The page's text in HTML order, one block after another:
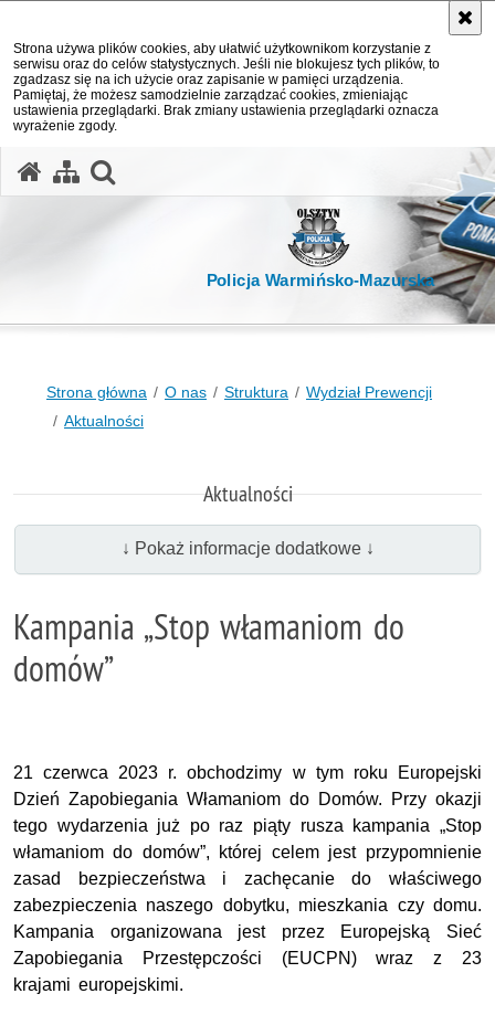
Strona używa plików cookies, aby ułatwić użytkownikom korzystanie z
serwisu oraz do celów statystycznych. Jeśli nie blokujesz tych plików, to
zgadzasz się na ich użycie oraz zapisanie w pamięci urządzenia.
Pamiętaj, że możesz samodzielnie zarządzać cookies, zmieniając
ustawienia przeglądarki. Brak zmiany ustawienia przeglądarki oznacza
wyrażenie zgody.
Policja Warmińsko-Mazurska
Strona główna O nas Struktura
Wydział Prewencji
Aktualności
Aktualności
↓ Pokaż informacje dodatkowe ↓
Kampania „Stop włamaniom do
domów”
21 czerwca 2023 r. obchodzimy w tym roku Europejski
Dzień Zapobiegania Włamaniom do Domów. Przy okazji
tego wydarzenia już po raz piąty rusza kampania „Stop
włamaniom do domów”, której celem jest przypomnienie
zasad bezpieczeństwa i zachęcanie do właściwego
zabezpieczenia naszego dobytku, mieszkania czy domu.
Kampania organizowana jest przez Europejską Sieć
Zapobiegania Przestępczości (EUCPN) wraz z 23
krajami europejskimi.